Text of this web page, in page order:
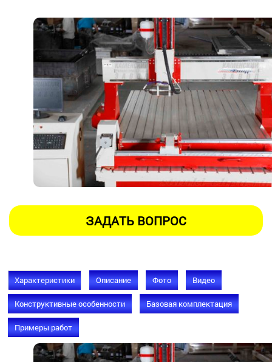
Характеристики Описание Фото Видео
Конструктивные особенности Базовая комплектация
Примеры работ